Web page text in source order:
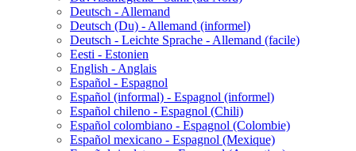
Deutsch - Allemand
Deutsch (Du) - Allemand (informel)
Deutsch - Leichte Sprache - Allemand (facile)
Eesti - Estonien
English - Anglais
Español - Espagnol
Español (informal) - Espagnol (informel)
Español chileno - Espagnol (Chili)
Español colombiano - Espagnol (Colombie)
Español mexicano - Espagnol (Mexique)